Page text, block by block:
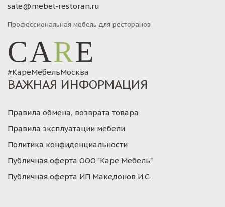
sale@mebel-restoran.ru
Профессиональная мебель для ресторанов
CARE
#КареМебельМосква
ВАЖНАЯ ИНФОРМАЦИЯ
Правила обмена, возврата товара
Правила эксплуатации мебели
Политика конфиденциальности
Публичная оферта ООО "Каре Мебель"
Публичная оферта ИП Македонов И.С.